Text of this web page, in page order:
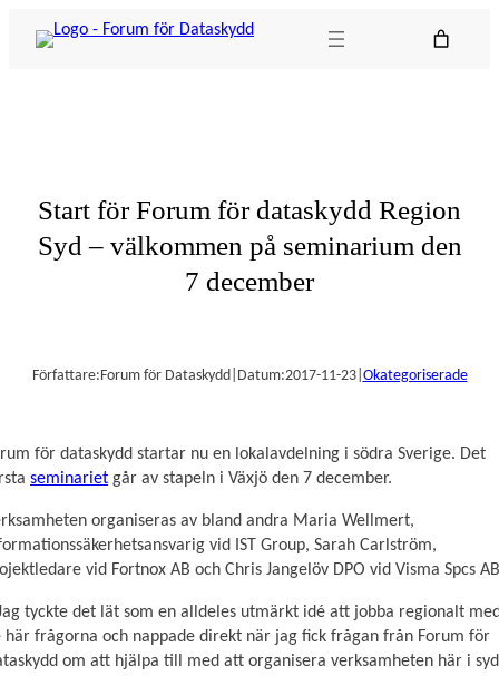
Start för Forum för dataskydd Region
Syd – välkommen på seminarium den
7 december
Författare:Forum för Dataskydd Datum:2017-11-23| Okategoriserade
för dataskydd startar nu en lokalavdelning i södra Sverige. Det
seminariet går av stapeln i Växjö den 7 december.
organiseras av bland andra Maria Wellmert,
vid IST Group, Sarah Carlström,
vid Fortnox AB och Chris Jangelöv DPO vid Visma Spcs
tyckte det lät som en alldeles utmärkt idé att jobba regionalt
här frågorna och nappade direkt när jag fick frågan från Forum för
om att hjälpa till med att organisera verksamheten här i